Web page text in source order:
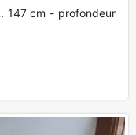
147 cm - profondeur